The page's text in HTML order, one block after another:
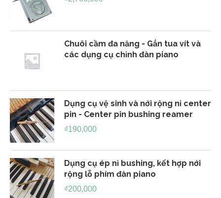
Chuôi cầm đa năng - Gắn tua vít và
các dụng cụ chỉnh đàn piano
Dụng cụ vệ sinh và nới rộng nỉ center
pin - Center pin bushing reamer
₫190,000
Dụng cụ ép nỉ bushing, kết hợp nới
rộng lỗ phím đàn piano
₫200,000